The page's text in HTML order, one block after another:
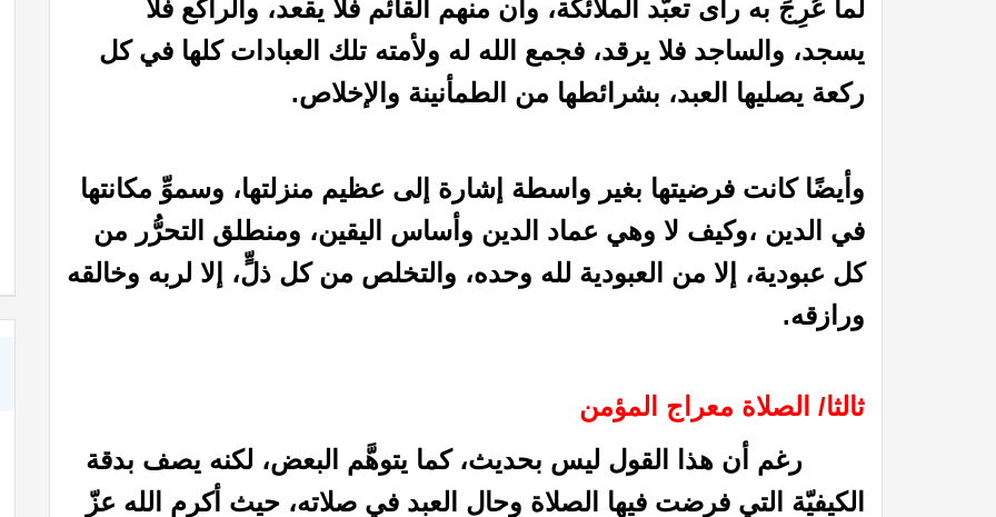
لما عُرِجَ به رأى تعبُّد الملائكة، وأن منهم القائم فلا يقعد، والراكع فلا
يسجد، والساجد فلا يرقد، فجمع الله له ولأمته تلك العبادات كلها في كل
ركعة يصليها العبد، بشرائطها من الطمأنينة والإخلاص.
وأيضًا كانت فرضيتها بغير واسطة إشارة إلى عظيم منزلتها، وسموِّ مكانتها
في الدين ،وكيف لا وهي عماد الدين وأساس اليقين، ومنطلق التحرُّر من
كل عبودية، إلا من العبودية لله وحده، والتخلص من كل ذلٍّ، إلا لربه وخالقه
ورازقه.
ثالثا/ الصلاة معراج المؤمن
رغم أن هذا القول ليس بحديث، كما يتوهَّم البعض، لكنه يصف بدقة
الكيفيّة التي فرضت فيها الصلاة وحال العبد في صلاته، حيث أكرم الله عزّ
الميزان د. محمد عبد المنعم أما القــرونُ فإنهــا لأبيكِ شعر عن الأخوة في الله